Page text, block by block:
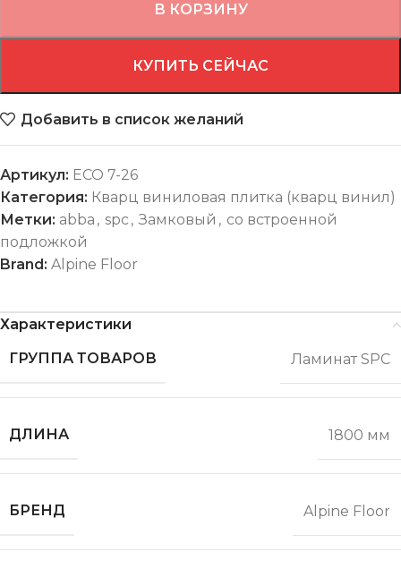
В КОРЗИНУ
КУПИТЬ СЕЙЧАС
Добавить в список желаний
Артикул: ECO 7-26
Категория: Кварц виниловая плитка (кварц винил)
Метки: abba , spc, Замковый , со встроенной
подложкой
Brand: Alpine Floor
Характеристики
ГРУППА ТОВАРОВ
Ламинат SPC
ДЛИНА 1800 мм
БРЕНД Alpine Floor